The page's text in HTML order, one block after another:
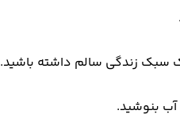
سبک زندگی سالم داشته باشید.
آب بنوشید.